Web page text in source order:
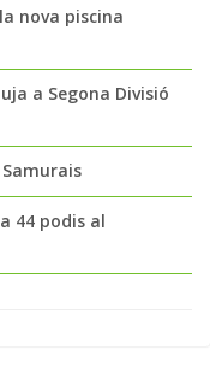
nova piscina
a Segona Divisió
44 podis al